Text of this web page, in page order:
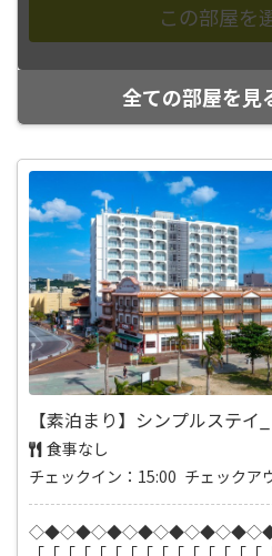
全ての部屋を見
【素泊まり】シンプルステイ_
食事なし
チェックイン：15:00 チェックア